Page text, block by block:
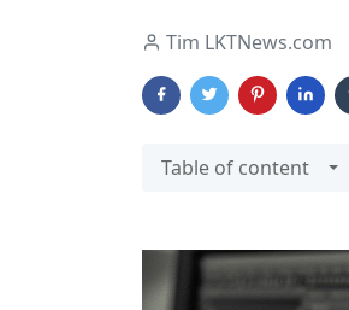
Tim LKTNews.com
Table of content